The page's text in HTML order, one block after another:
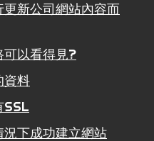
新公司網站內容而
可以看得見?
資料
SSL
下成功建立網站